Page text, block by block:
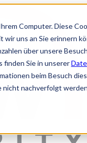
Computer. Diese
wir uns an Sie erinnern
über unsere
finden Sie in unserer
beim Besuch
nicht nachverfolgt